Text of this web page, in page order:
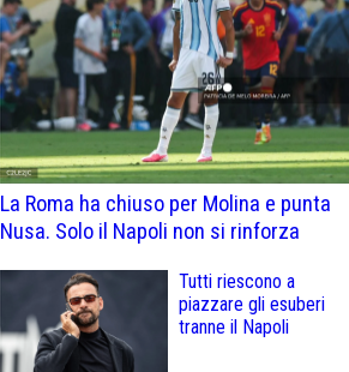
La Roma ha chiuso per Molina e punta
Nusa. Solo il Napoli non si rinforza
Tutti riescono a
piazzare gli esuberi
tranne il Napoli